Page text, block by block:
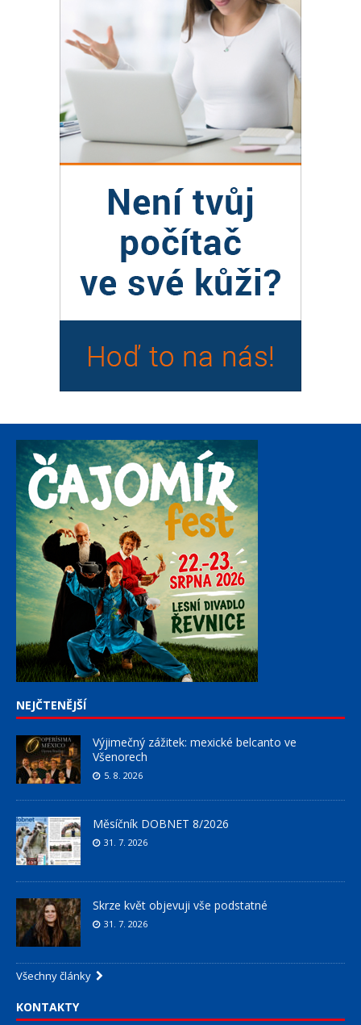
NEJČTENĚJŠÍ
Výjimečný zážitek: mexické belcanto ve
Všenorech
5. 8. 2026
Měsíčník DOBNET 8/2026
31. 7. 2026
Skrze květ objevuji vše podstatné
31. 7. 2026
Všechny články
KONTAKTY